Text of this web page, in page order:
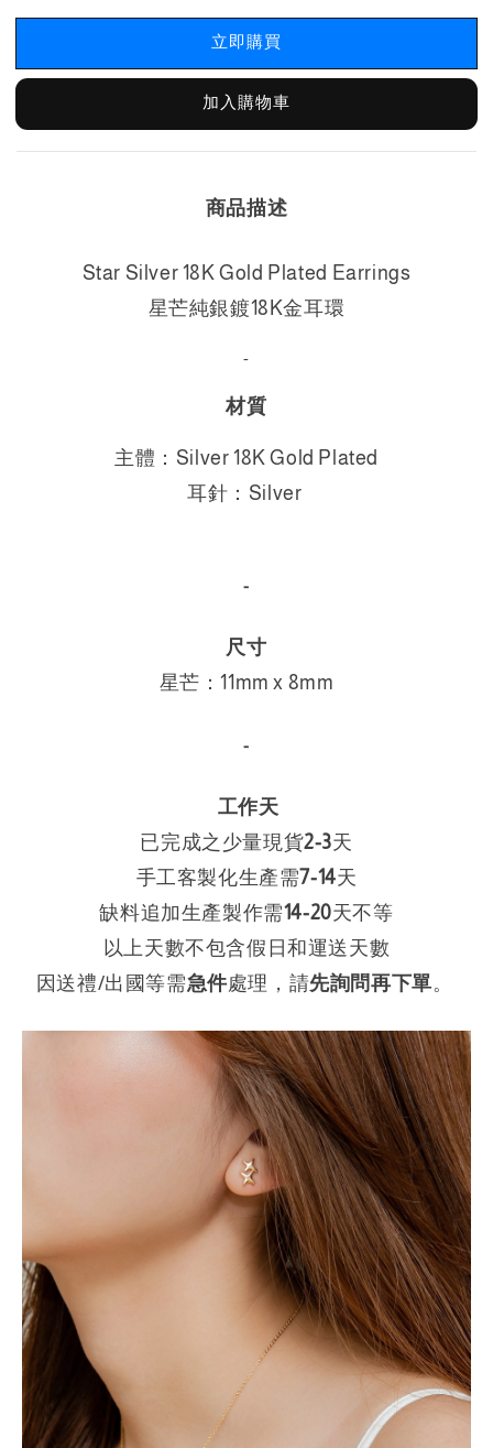
立即購買
加入購物車
商品描述
Star Silver 18K Gold Plated Earrings
星芒純銀鍍18K金耳環
-
材質
主體：Silver 18K Gold Plated
耳針： Silver
-
尺寸
星芒：11mm x 8mm
-
工作天
已完成之少量現貨2-3天
手工客製化生產需7-14天
缺料追加生產製作需14-20天不等
以上天數不包含假日和運送天數
因送禮/出國等需急件處理，請先詢問再下單。